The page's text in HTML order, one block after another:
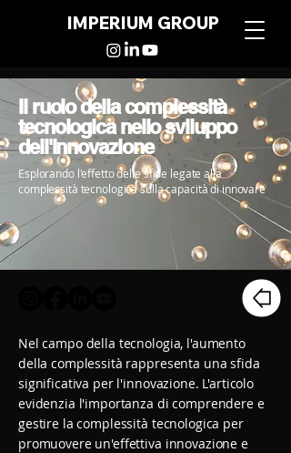
IMPERIUM GROUP
Il ruolo della complessità
tecnologica nello sviluppo
dell'innovazione
Esplorando l'effetto delle sfide legate alla
complessità tecnologica sulla capacità di innovare
Nel campo della tecnologia, l'aumento
della complessità rappresenta una sfida
significativa per l'innovazione. L'articolo
evidenzia l'importanza di comprendere e
gestire la complessità tecnologica per
promuovere un'effettiva innovazione e